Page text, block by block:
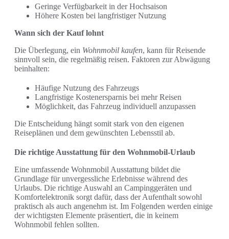
Geringe Verfügbarkeit in der Hochsaison
Höhere Kosten bei langfristiger Nutzung
Wann sich der Kauf lohnt
Die Überlegung, ein Wohnmobil kaufen, kann für Reisende
sinnvoll sein, die regelmäßig reisen. Faktoren zur Abwägung
beinhalten:
Häufige Nutzung des Fahrzeugs
Langfristige Kostenersparnis bei mehr Reisen
Möglichkeit, das Fahrzeug individuell anzupassen
Die Entscheidung hängt somit stark von den eigenen
Reiseplänen und dem gewünschten Lebensstil ab.
Die richtige Ausstattung für den Wohnmobil-Urlaub
Eine umfassende Wohnmobil Ausstattung bildet die
Grundlage für unvergessliche Erlebnisse während des
Urlaubs. Die richtige Auswahl an Campinggeräten und
Komfortelektronik sorgt dafür, dass der Aufenthalt sowohl
praktisch als auch angenehm ist. Im Folgenden werden einige
der wichtigsten Elemente präsentiert, die in keinem
Wohnmobil fehlen sollten.